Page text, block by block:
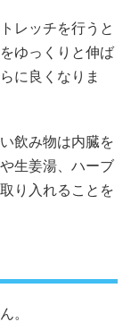
レッチを行うと
ゆっくりと伸ば
に良くなりま
飲み物は内臓を
生姜湯、ハーブ
り入れることを
。